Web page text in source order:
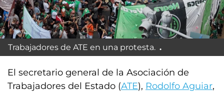
Trabajadores de ATE en una protesta.
El secretario general de la Asociación de
Trabajadores del Estado (ATE), Rodolfo Aguiar,